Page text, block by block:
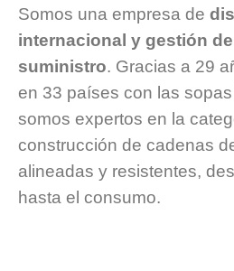
Somos una empresa de
internacional y gestión
suministro. Gracias a 29
en 33 países con las
somos expertos en la
construcción de cadenas
alineadas y resistentes,
hasta el consumo.